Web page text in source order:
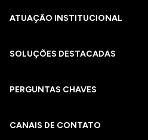
ATUAÇÃO INSTITUCIONAL
SOLUÇÕES DESTACADAS
PERGUNTAS CHAVES​
CANAIS DE CONTATO